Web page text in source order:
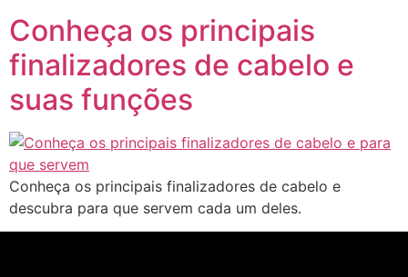
Conheça os principais
finalizadores de cabelo e
suas funções
Conheça os principais finalizadores de cabelo e
descubra para que servem cada um deles.